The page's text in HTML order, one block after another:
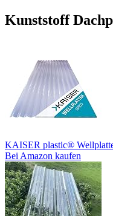
Kunststoff
KAISER plastic®
Bei Amazon kaufen